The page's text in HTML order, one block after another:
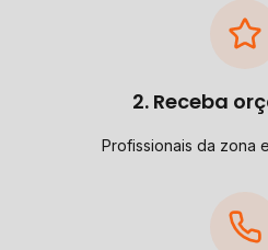
2. Receba
Profissionais da zona